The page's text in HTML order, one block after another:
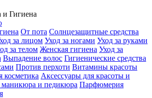
и Гигиена
От пота Солнцезащитные средства
за лицом Уход за ногами Уход за руками
за телом Женская гигиена Уход за
Выпадение волос Гигиенические средства
Против перхоти Витамины красоты
косметика Аксессуары для красоты и
маникюра и педикюра Парфюмерия